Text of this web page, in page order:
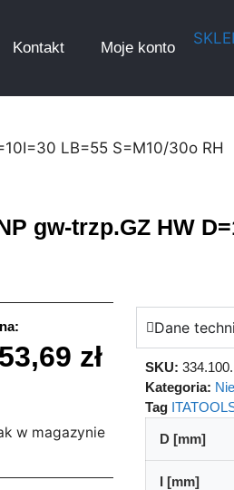
Kontakt Moje konto
LB=55 S=M10/30o RH
gw-trzp.GZ HW
zł
w magazynie
Dane
SKU:
Kategoria:
Tag
D [mm]
I [mm]